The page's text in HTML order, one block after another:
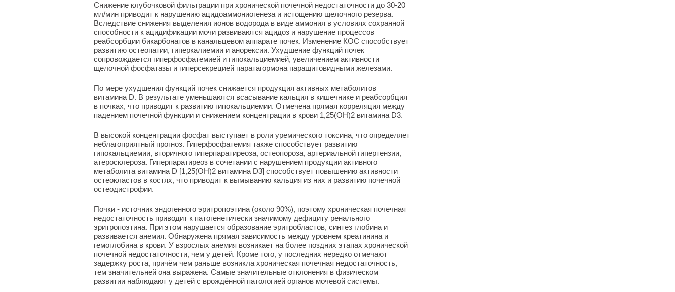
Снижение клубочковой фильтрации при хронической почечной недостаточности до 30-20
мл/мин приводит к нарушению ацидоаммониогенеза и истощению щелочного резерва.
Вследствие снижения выделения ионов водорода в виде аммония в условиях сохранной
способности к ацидификации мочи развиваются ацидоз и нарушение процессов
реабсорбции бикарбонатов в канальцевом аппарате почек. Изменение КОС способствует
развитию остеопатии, гиперкалиемии и анорексии. Ухудшение функций почек
сопровождается гиперфосфатемией и гипокальциемией, увеличением активности
щелочной фосфатазы и гиперсекрецией паратагормона паращитовидными железами.
По мере ухудшения функций почек снижается продукция активных метаболитов
витамина D. В результате уменьшаются всасывание кальция в кишечнике и реабсорбция
в почках, что приводит к развитию гипокальциемии. Отмечена прямая корреляция между
падением почечной функции и снижением концентрации в крови 1,25(ОН)2 витамина D3.
В высокой концентрации фосфат выступает в роли уремического токсина, что определяет
неблагоприятный прогноз. Гиперфосфатемия также способствует развитию
гипокальциемии, вторичного гиперпаратиреоза, остеопороза, артериальной гипертензии,
атеросклероза. Гиперпаратиреоз в сочетании с нарушением продукции активного
метаболита витамина D [1,25(ОН)2 витамина D3] способствует повышению активности
остеокластов в костях, что приводит к вымыванию кальция из них и развитию почечной
остеодистрофии.
Почки - источник эндогенного эритропоэтина (около 90%), поэтому хроническая почечная
недостаточность приводит к патогенетически значимому дефициту ренального
эритропоэтина. При этом нарушается образование эритробластов, синтез глобина и
развивается анемия. Обнаружена прямая зависимость между уровнем креатинина и
гемоглобина в крови. У взрослых анемия возникает на более поздних этапах хронической
почечной недостаточности, чем у детей. Кроме того, у последних нередко отмечают
задержку роста, причём чем раньше возникла хроническая почечная недостаточность,
тем значительней она выражена. Самые значительные отклонения в физическом
развитии наблюдают у детей с врождённой патологией органов мочевой системы.